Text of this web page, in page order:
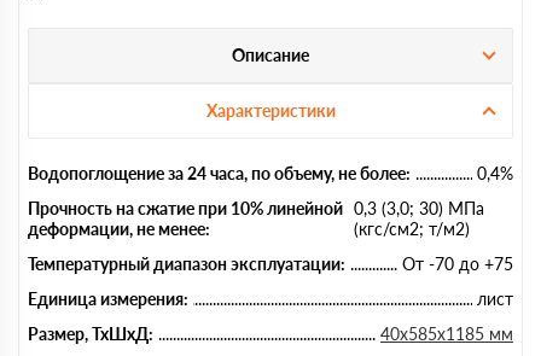
Описание
Характеристики
Водопоглощение за 24 часа, по объему, не более:
0,4%
Прочность на сжатие при 10% линейной
деформации, не менее:
0,3 (3,0; 30) МПа
(кгс/см2; т/м2)
Температурный диапазон эксплуатации:
От -70 до +75
Единица измерения:
лист
Размер, ТхШхД:
40х585х1185 мм